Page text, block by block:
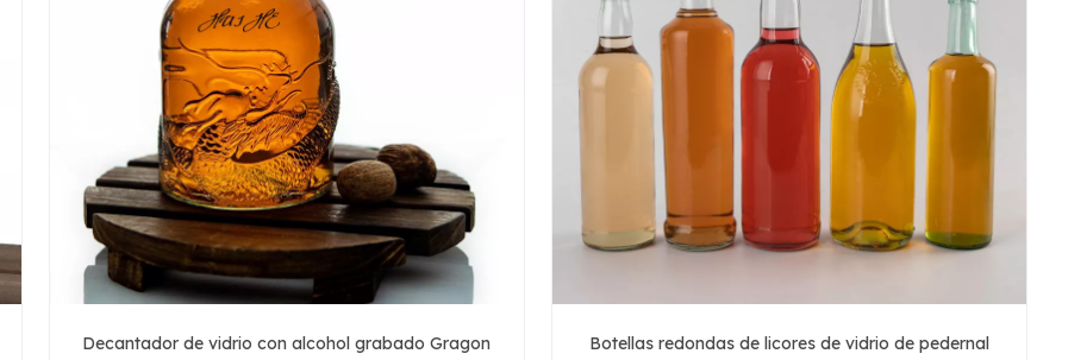
Decantador de vidrio con alcohol grabado Gragon Botellas redondas de licores de vidrio de pedernal